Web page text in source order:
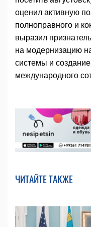
оценил активную
полноправного и
выразил
на модернизацию
системы и
международного
ЧИТАЙТЕ ТАКЖЕ